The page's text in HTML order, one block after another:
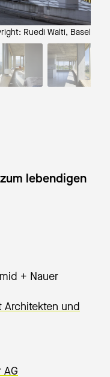
Ruedi Walti, Basel
lebendigen
+ Nauer
Architekten und